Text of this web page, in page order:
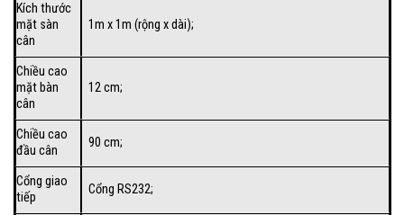
Kích thước
mặt sàn
cân
1m x 1m (rộng x dài);
Chiều cao
mặt bàn
cân
12 cm;
Chiều cao
đầu cân
90 cm;
Cổng giao
tiếp
Cổng RS232;